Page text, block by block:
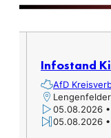
Infostand
AfD
05.08.2026
05.08.2026